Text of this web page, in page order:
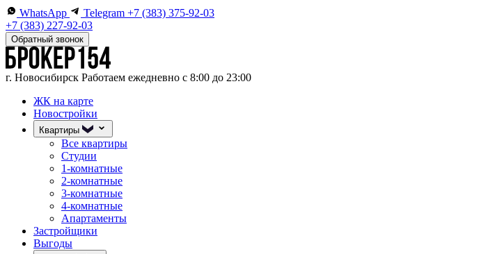
WhatsApp Telegram +7 (383) 375-92-03
+7 (383) 227-92-03
Обратный звонок
г. Новосибирск Работаем ежедневно с 8:00 до 23:00
ЖК на карте
Новостройки
Квартиры
Все квартиры
Студии
1-комнатные
2-комнатные
3-комнатные
4-комнатные
Апартаменты
Застройщики
Выгоды